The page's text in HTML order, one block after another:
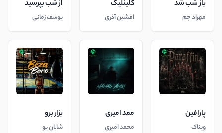
باز شب شد
مهراد جم
گلینلیک
افشین آذری
از شب بپرسید
یوسف زمانی
پارافین
ویناک
ممد امیری
محمد امیری
بزار برو
شایان یو